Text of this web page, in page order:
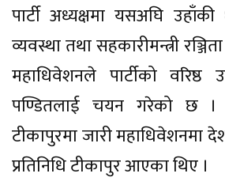
पार्टी अध्यक्षमा यसअघि उहाँकी
व्यवस्था तथा सहकारीमन्त्री
महाधिवेशनले पार्टीको वरिष्ठ
पण्डितलाई चयन गरेको छ
टीकापुरमा जारी महाधिवेशनमा
प्रतिनिधि टीकापुर आएका थिए ।